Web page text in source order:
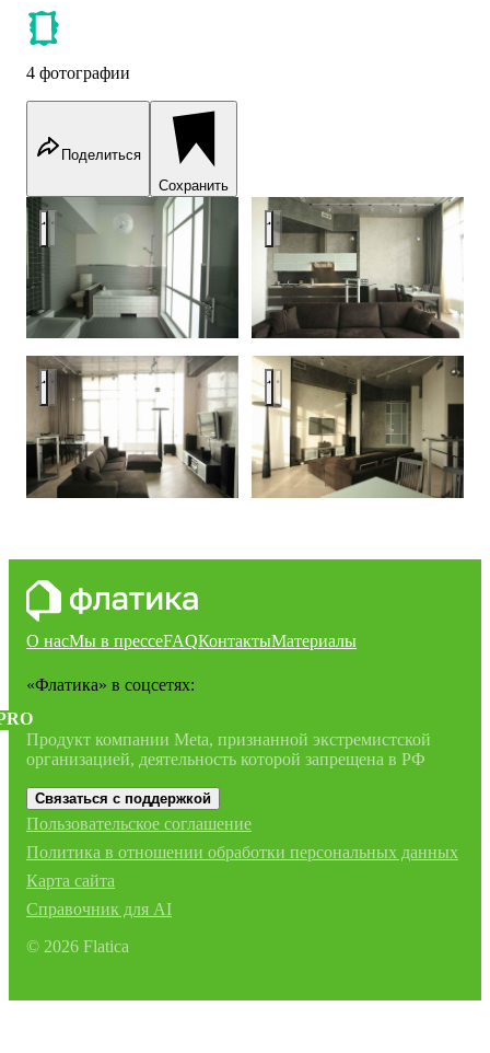
4 фотографии
Поделиться
Сохранить
Интерьер частной квартиры Интерьер частной квартиры
Интерьер частной квартиры Интерьер частной квартиры
О насМы в прессеFAQКонтактыМатериалы
«Флатика» в соцсетях:
Продукт компании Meta, признанной экстремистской
организацией, деятельность которой запрещена в РФ
Связаться с поддержкой
Пользовательское соглашение
Политика в отношении обработки персональных данных
Карта сайта
Справочник для AI
© 2026 Flatica